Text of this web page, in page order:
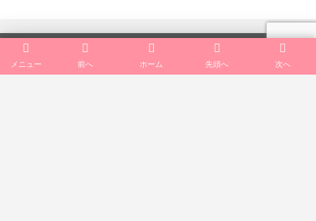
TOP
メニュー 前へ ホーム 先頭へ 次へ